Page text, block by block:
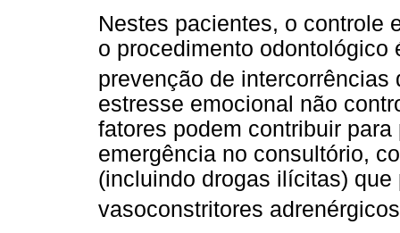
Nestes pacientes, o controle
o procedimento
prevenção de intercorrências
estresse emocional não
fatores podem contribuir
emergência no consultório,
(incluindo drogas ilícitas)
vasoconstritores